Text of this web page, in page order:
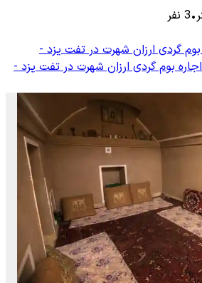
•
3 نفر
بوم گردی ارزان شهرت در تفت یزد -
اجاره بوم گردی ارزان شهرت در تفت یزد -